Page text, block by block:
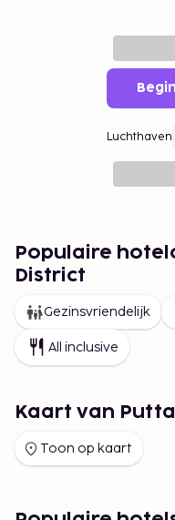
Luchthaven
Populaire
District
Gezinsvriendelijk
All inclusive
Kaart van
Toon op kaart